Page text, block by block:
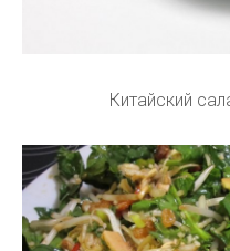
Китайский